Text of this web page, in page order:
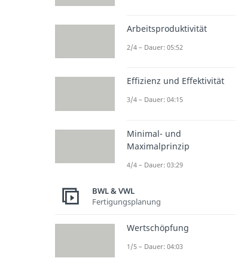
Arbeitsproduktivität
2/4 – Dauer: 05:52
Effizienz und Effektivität
3/4 – Dauer: 04:15
Minimal- und
Maximalprinzip
4/4 – Dauer: 03:29
BWL & VWL
Fertigungsplanung
Wertschöpfung
1/5 – Dauer: 04:03